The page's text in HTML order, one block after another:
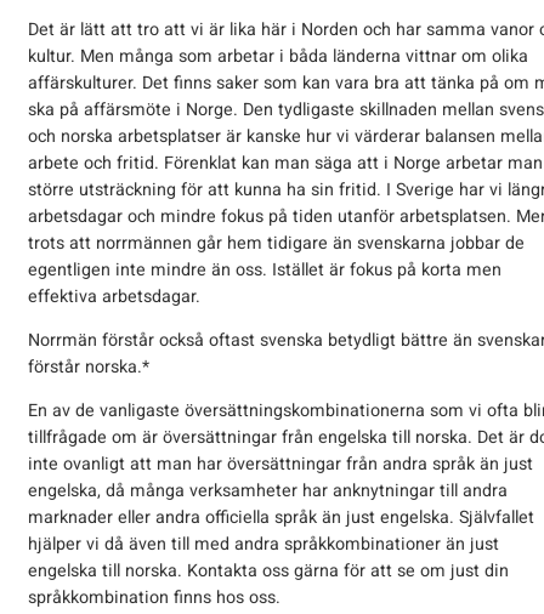
Det är lätt att tro att vi är lika här i Norden och har samma vanor
kultur. Men många som arbetar i båda länderna vittnar om olika
affärskulturer. Det finns saker som kan vara bra att tänka på om
ska på affärsmöte i Norge. Den tydligaste skillnaden mellan
och norska arbetsplatser är kanske hur vi värderar balansen
arbete och fritid. Förenklat kan man säga att i Norge arbetar
större utsträckning för att kunna ha sin fritid. I Sverige har vi
arbetsdagar och mindre fokus på tiden utanför arbetsplatsen.
trots att norrmännen går hem tidigare än svenskarna jobbar de
egentligen inte mindre än oss. Istället är fokus på korta men
effektiva arbetsdagar.
Norrmän förstår också oftast svenska betydligt bättre än
förstår norska.*
En av de vanligaste översättningskombinationerna som vi ofta
tillfrågade om är översättningar från engelska till norska. Det är
inte ovanligt att man har översättningar från andra språk än just
engelska, då många verksamheter har anknytningar till andra
marknader eller andra officiella språk än just engelska. Självfallet
hjälper vi då även till med andra språkkombinationer än just
engelska till norska. Kontakta oss gärna för att se om just din
språkkombination finns hos oss.